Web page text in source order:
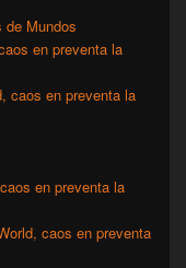
de Mundos
en preventa la
caos en preventa la
en preventa la
caos en preventa